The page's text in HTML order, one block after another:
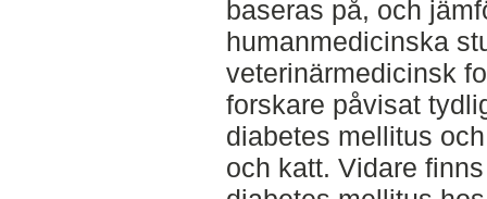
baseras på, och
humanmedicinska
veterinärmedicinsk
forskare påvisat
diabetes mellitus
och katt. Vidare